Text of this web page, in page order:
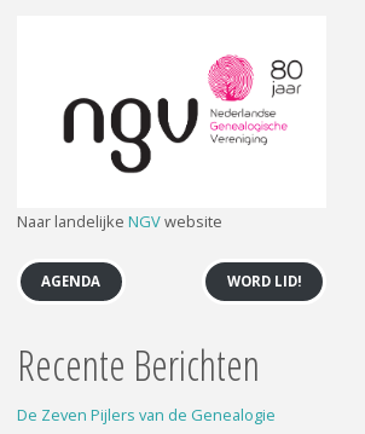
Naar landelijke NGVwebsite
AGENDA WORD LID!
Recente Berichten
De Zeven Pijlers van de Genealogie